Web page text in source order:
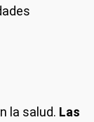
la salud. Las